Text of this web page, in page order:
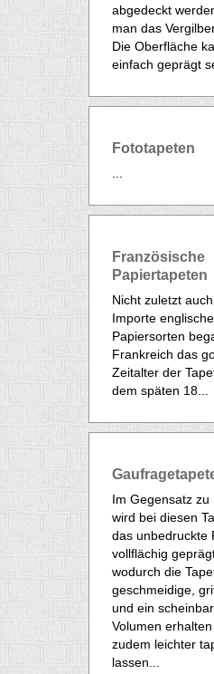
abgedeckt
man das
Die Oberfläche
einfach geprägt
Fototapeten
Französische
Papiertapeten
Nicht zuletzt
Importe
Papiersorten
Frankreich das
Zeitalter der
dem späten 18...
Im Gegensatz zu
wird bei diesen
das unbedruckte
vollflächig
wodurch die
geschmeidige,
und ein
Volumen
zudem leichter
lassen...